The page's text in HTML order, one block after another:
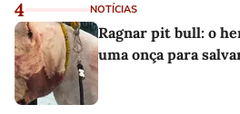
4 NOTÍCIAS
Ragnar pit bull: o
uma onça para